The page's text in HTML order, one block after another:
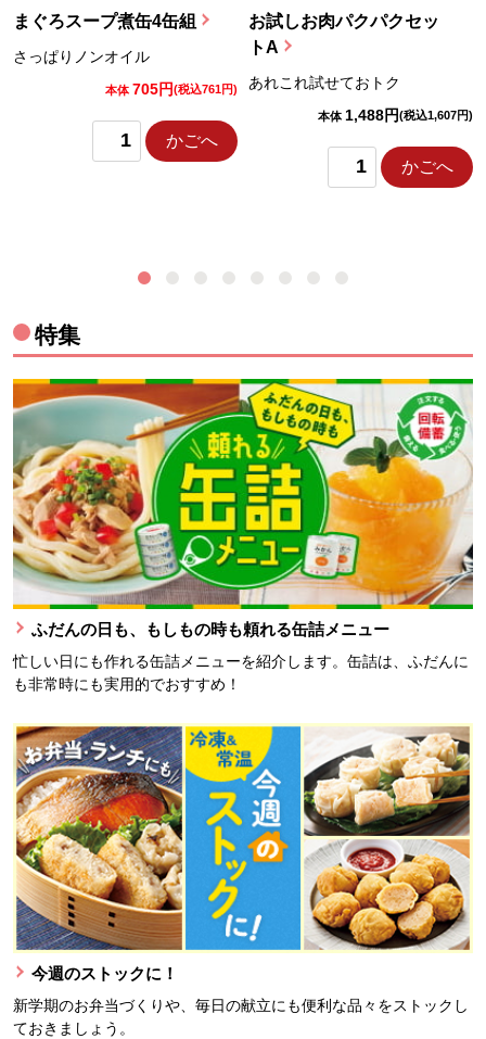
まぐろスープ煮缶4缶組
さっぱりノンオイル
本体 705円(税込761円)
かごへ
お試しお肉パクパクセッ
トA
あれこれ試せておトク
本体 1,488円(税込1,607円)
かごへ
特集
ふだんの日も、もしもの時も頼れる缶詰メニュー
忙しい日にも作れる缶詰メニューを紹介します。缶詰は、ふだんに
も非常時にも実用的でおすすめ！
今週のストックに！
新学期のお弁当づくりや、毎日の献立にも便利な品々をストックし
ておきましょう。